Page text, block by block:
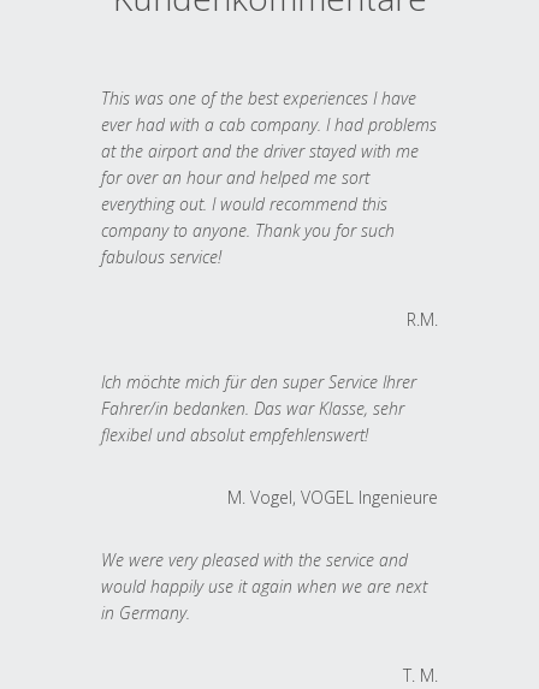
This was one of the best experiences I have
ever had with a cab company. I had problems
at the airport and the driver stayed with me
for over an hour and helped me sort
everything out. I would recommend this
company to anyone. Thank you for such
fabulous service!
R.M.
Ich möchte mich für den super Service Ihrer
Fahrer/in bedanken. Das war Klasse, sehr
flexibel und absolut empfehlenswert!
M. Vogel, VOGEL Ingenieure
We were very pleased with the service and
would happily use it again when we are next
in Germany.
T. M.